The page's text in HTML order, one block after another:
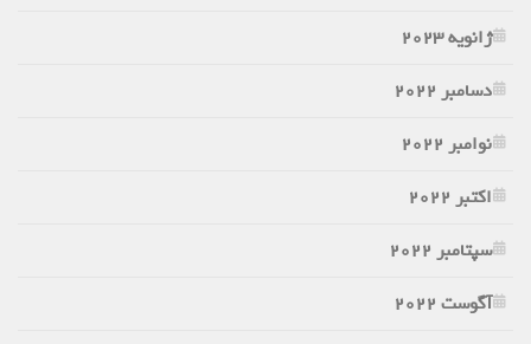
ژانویه 2023
دسامبر 2022
نوامبر 2022
اکتبر 2022
سپتامبر 2022
آگوست 2022